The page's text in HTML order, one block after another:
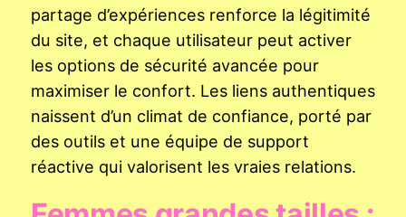
partage d’expériences renforce la légitimité
du site, et chaque utilisateur peut activer
les options de sécurité avancée pour
maximiser le confort. Les liens authentiques
naissent d’un climat de confiance, porté par
des outils et une équipe de support
réactive qui valorisent les vraies relations.